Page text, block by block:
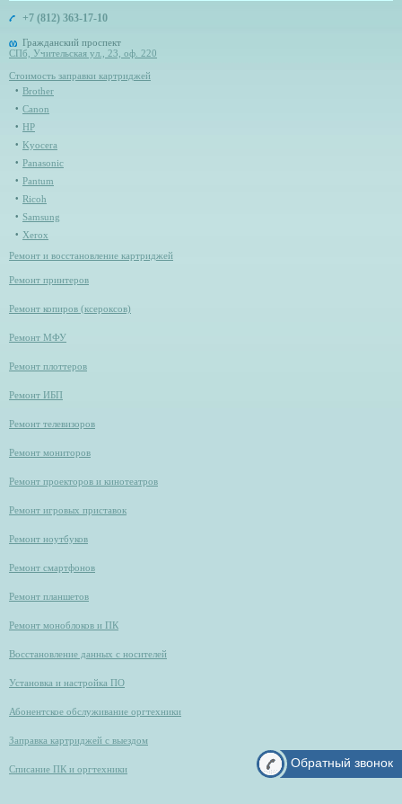
Обратный звонок
+7 (812) 363-17-10
Гражданский проспект
СПб, Учительская ул., 23, оф. 220
Стоимость заправки картриджей
Brother
Canon
HP
Kyocera
Panasonic
Pantum
Ricoh
Samsung
Xerox
Ремонт и восстановление картриджей
Ремонт принтеров
Ремонт копиров (ксероксов)
Ремонт МФУ
Ремонт плоттеров
Ремонт ИБП
Ремонт телевизоров
Ремонт мониторов
Ремонт проекторов и кинотеатров
Ремонт игровых приставок
Ремонт ноутбуков
Ремонт смартфонов
Ремонт планшетов
Ремонт моноблоков и ПК
Восстановление данных с носителей
Установка и настройка ПО
Абонентское обслуживание оргтехники
Заправка картриджей с выездом
Списание ПК и оргтехники